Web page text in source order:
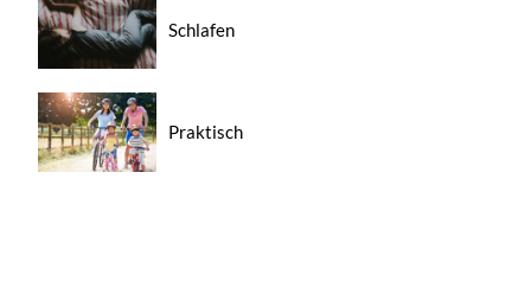
Schlafen
Praktisch